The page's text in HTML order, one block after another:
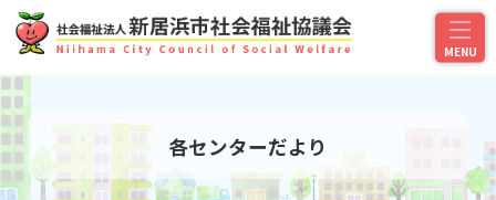
各センターだより